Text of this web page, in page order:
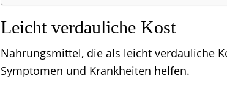
Leicht verdauliche Kost
Nahrungsmittel, die als leicht verdauliche
Symptomen und Krankheiten helfen.